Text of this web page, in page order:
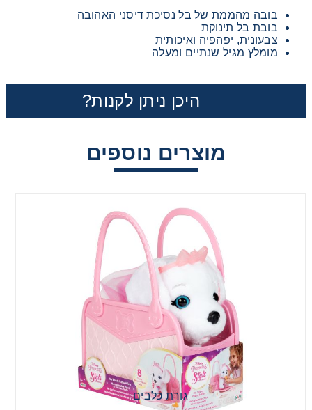
בובה מהממת של בל נסיכת דיסני האהובה
בובת בל תינוקת
צבעונית, יפהפיה ואיכותית
מומלץ מגיל שנתיים ומעלה
היכן ניתן לקנות?
מוצרים נוספים
גורת כלבים